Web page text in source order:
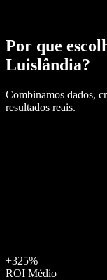
Por que
Luislândia?
Combinamos dados,
resultados reais.
+325%
ROI Médio